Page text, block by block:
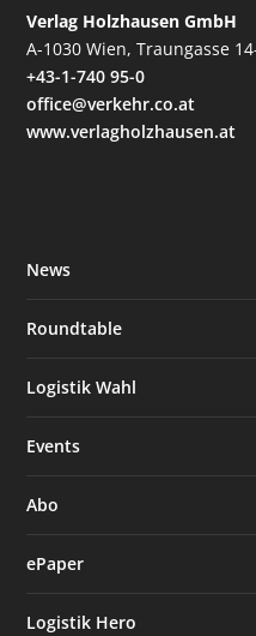
Verlag Holzhausen GmbH
A-1030 Wien, Traungasse
+43-1-740 95-0
office@verkehr.co.at
www.verlagholzhausen.at
News
Roundtable
Logistik Wahl
Events
Abo
ePaper
Logistik Hero